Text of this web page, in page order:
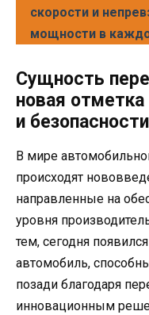
скорости и
мощности в
Сущность
новая
и безопасности
В мире
происходят
направленные на
уровня
тем, сегодня
автомобиль,
позади благодаря
инновационным